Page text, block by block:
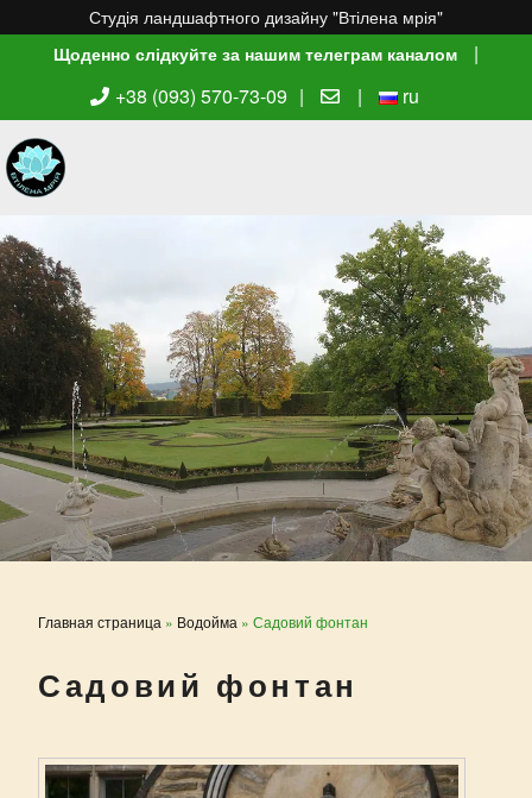
Студія ландшафтного дизайну "Втілена мрія"
Щоденно слідкуйте за нашим телеграм каналом
|
+38 (093) 570-73-09 | | ru
Главная страница » Водойма » Садовий фонтан
Садовий фонтан